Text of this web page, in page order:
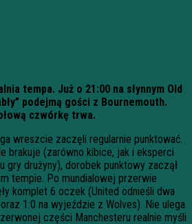
tempa. Już o 21:00 na słynnym Old
podejmą gości z Bournemouth.
czwórkę trwa.
wreszcie zaczęli regularnie punktować.
brakuje (zarówno kibice, jak i eksperci
gry drużyny), dorobek punktowy zaczął
tempie. Po mundialowej przerwie
komplet 6 oczek (United odnieśli dwa
1:0 na wyjeździe z Wolves). Nie ulega
części Manchesteru realnie myśli